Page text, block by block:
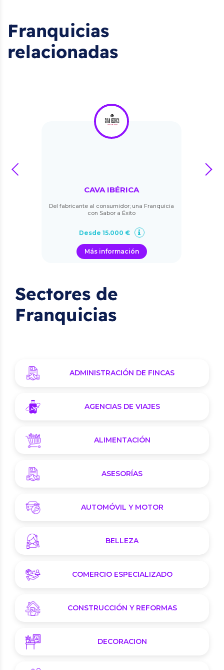
Franquicias
relacionadas
CAVA IBÉRICA
Del fabricante al consumidor; una Franquicia
con Sabor a Éxito
Desde 15.000 €
Más información
prev next
Sectores de
Franquicias
ADMINISTRACIÓN DE FINCAS
AGENCIAS DE VIAJES
ALIMENTACIÓN
ASESORÍAS
AUTOMÓVIL Y MOTOR
BELLEZA
COMERCIO ESPECIALIZADO
CONSTRUCCIÓN Y REFORMAS
DECORACION